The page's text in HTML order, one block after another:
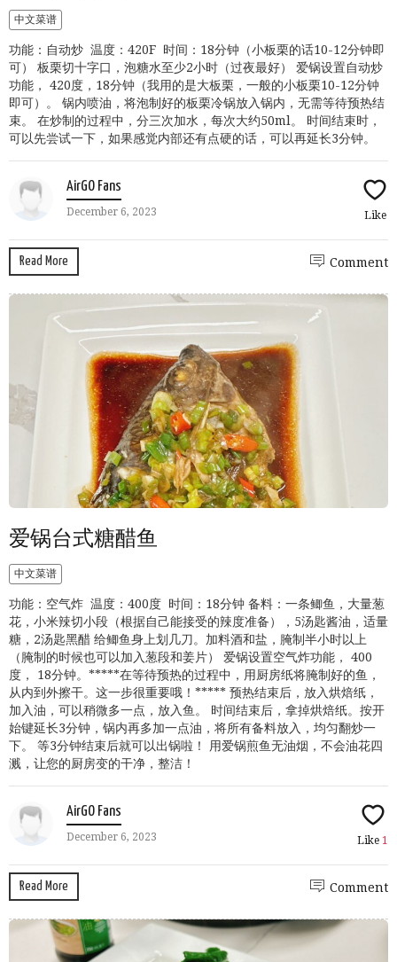
中文菜谱
功能：自动炒 温度：420F 时间：18分钟（小板栗的话10-12分钟即
可） 板栗切十字口，泡糖水至少2小时（过夜最好） 爱锅设置自动炒
功能， 420度，18分钟（我用的是大板栗，一般的小板栗10-12分钟
即可）。 锅内喷油，将泡制好的板栗冷锅放入锅内，无需等待预热结
束。 在炒制的过程中，分三次加水，每次大约50ml。 时间结束时，
可以先尝试一下，如果感觉内部还有点硬的话，可以再延长3分钟。
AirGO Fans
December 6, 2023 Like
Read More Comment
爱锅台式糖醋鱼
中文菜谱
功能：空气炸 温度：400度 时间：18分钟 备料：一条鲫鱼，大量葱
花，小米辣切小段（根据自己能接受的辣度准备），5汤匙酱油，适量
糖，2汤匙黑醋 给鲫鱼身上划几刀。加料酒和盐，腌制半小时以上
（腌制的时候也可以加入葱段和姜片） 爱锅设置空气炸功能， 400
度， 18分钟。*****在等待预热的过程中，用厨房纸将腌制好的鱼，
从内到外擦干。这一步很重要哦！***** 预热结束后，放入烘焙纸，
加入油，可以稍微多一点，放入鱼。 时间结束后，拿掉烘焙纸。按开
始键延长3分钟，锅内再多加一点油，将所有备料放入，均匀翻炒一
下。 等3分钟结束后就可以出锅啦！ 用爱锅煎鱼无油烟，不会油花四
溅，让您的厨房变的干净，整洁！
AirGO Fans
December 6, 2023 Like 1
Read More Comment